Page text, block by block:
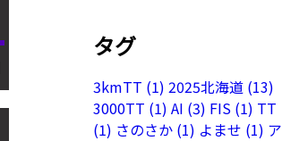
タグ
3kmTT (1) 2025北海道(13)
3000TT (1) AI (3) FIS(1) TT
(1) さのさか(1) よませ (1) ア